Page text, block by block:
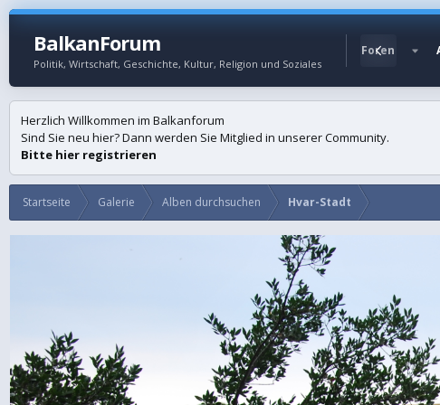
BalkanForum
Politik, Wirtschaft, Geschichte, Kultur, Religion und Soziales
Foren
Herzlich Willkommen im Balkanforum
Sind Sie neu hier? Dann werden Sie Mitglied in unserer Community.
Bitte hier registrieren
Startseite Galerie Alben durchsuchen Hvar-Stadt